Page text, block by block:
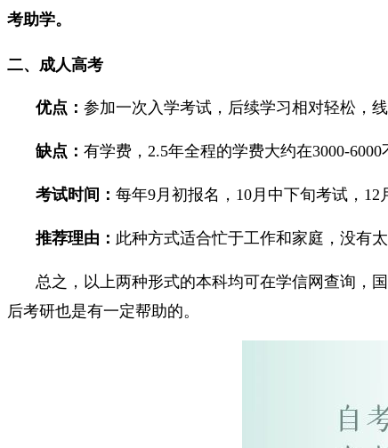
考助学。
二、成人高考
优点： 参加一次入学考试，后续学习相对轻松，
缺点： 有学费，2.5年全程的学费大约在3000-6000
考试时间： 每年9月初报名，10月中下旬考试，12
推荐理由： 此种方式适合忙于工作和家庭，没有
总之，以上两种形式的本科均可在学信网查询，
后考研也是有一定帮助的。